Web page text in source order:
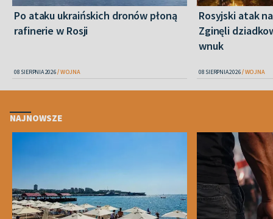
Po ataku ukraińskich dronów płoną
rafinerie w Rosji
08 SIERPNIA 2026 WOJNA
Rosyjski atak
Zginęli
wnuk
08 SIERPNIA 2026 WOJNA
NAJNOWSZE